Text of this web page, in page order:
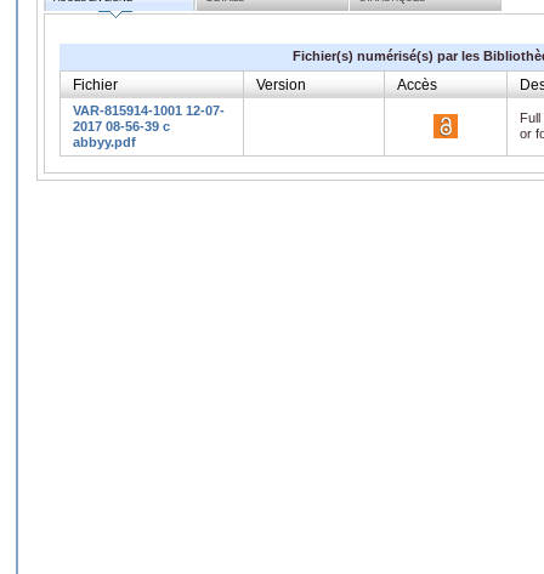
Fichier(s) numérisé(s) par les
Fichier Version Accès
VAR-815914-1001 12-07-
2017 08-56-39 c
abbyy.pdf
or